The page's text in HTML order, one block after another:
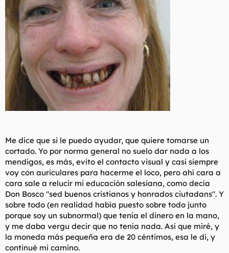
Me dice que si le puedo ayudar, que quiere tomarse un
cortado. Yo por norma general no suelo dar nada a los
mendigos, es más, evito el contacto visual y casi siempre
voy con auriculares para hacerme el loco, pero ahí cara a
cara sale a relucir mi educación salesiana, como decía
Don Bosco "sed buenos cristianos y honrados ciutadans". Y
sobre todo (en realidad había puesto sobre todo junto
porque soy un subnormal) que tenía el dinero en la mano,
y me daba vergu decir que no tenía nada. Así que miré, y
la moneda más pequeña era de 20 céntimos, esa le di, y
continué mi camino.